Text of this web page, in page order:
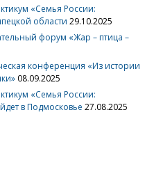
«Семья России:
области 29.10.2025
форум «Жар – птица –
конференция «Из истории
08.09.2025
«Семья России:
в Подмосковье 27.08.2025